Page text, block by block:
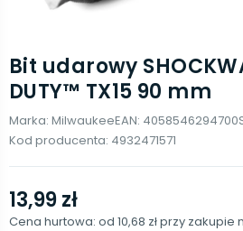
Bit udarowy
DUTY™ TX15 90 mm
Marka: MilwaukeeEAN: 4058546294700
Kod producenta: 4932471571
13,99 zł
Cena hurtowa: od 10,68 złprzy zakupie